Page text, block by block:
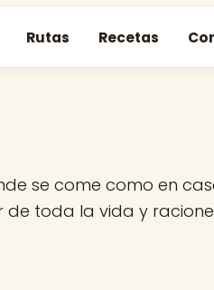
Rutas Recetas
se come como en
de toda la vida y